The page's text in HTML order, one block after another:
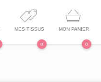
MES TISSUS
0
MON PANIER
0